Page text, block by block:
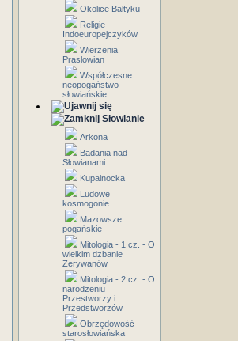
Okolice Bałtyku
Religie
Indoeuropejczyków
Wierzenia
Prasłowian
Współczesne
neopogaństwo
słowiańskie
Słowianie
Arkona
Badania nad
Słowianami
Kupalnocka
Ludowe
kosmogonie
Mazowsze
pogańskie
Mitologia - 1 cz. - O
wielkim dzbanie
Zerywanów
Mitologia - 2 cz. - O
narodzeniu
Przestworzy i
Przedstworzów
Obrzędowość
starosłowiańska